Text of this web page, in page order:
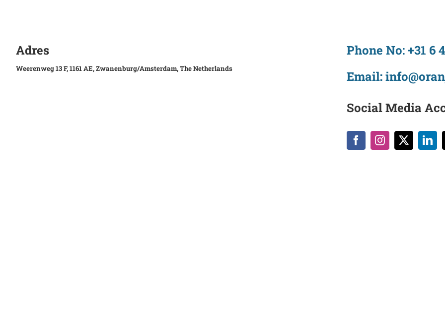
Adres
Weerenweg 13 F, 1161 AE, Zwanenburg/Amsterdam, The Netherlands
Phone No: +31 6
Email:
Social Media